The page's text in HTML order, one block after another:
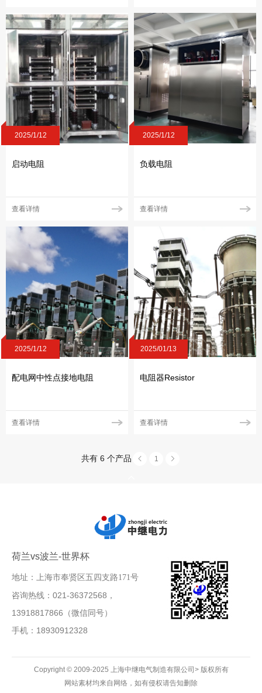
2025/1/12
启动电阻
查看详情
2025/1/12
负载电阻
查看详情
2025/1/12
配电网中性点接地电阻
查看详情
2025/01/13
电阻器Resistor
查看详情
共有 6 个产品 1
荷兰vs波兰-世界杯
地址：上海市奉贤区五四支路171号
咨询热线：021-36372568，
13918817866（微信同号）
手机：18930912328
Copyright © 2009-2025 上海中继电气制造有限公司> 版权所有
网站素材均来自网络，如有侵权请告知删除